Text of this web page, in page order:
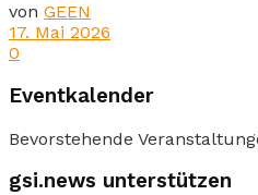
von GEEN
17. Mai 2026
0
Eventkalender
Bevorstehende
gsi.news unterstützen